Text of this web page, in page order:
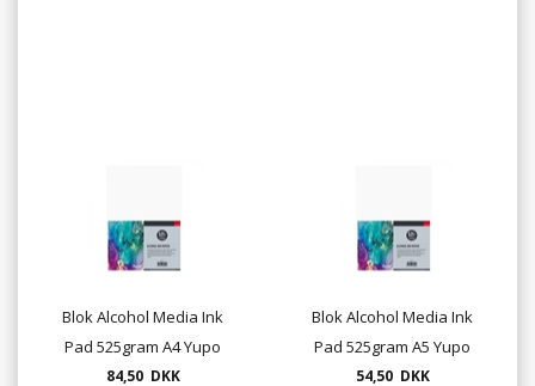
Blok Alcohol Media Ink
Pad 525gram A4 Yupo
84,50 DKK
Blok Alcohol Media Ink
Pad 525gram A5 Yupo
54,50 DKK